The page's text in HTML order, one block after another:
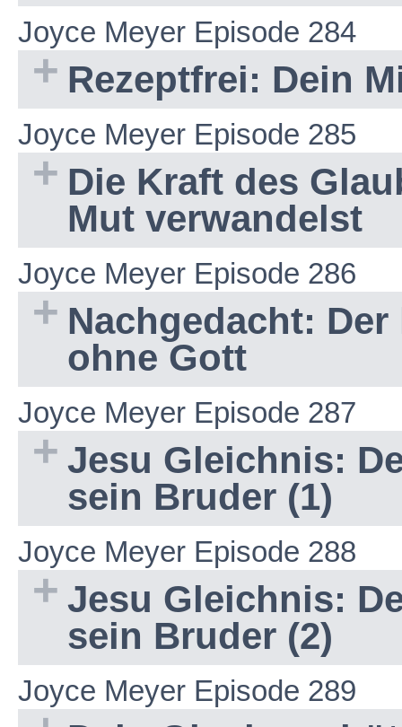
Joyce Meyer Episode 284
Rezeptfrei: Dein
Joyce Meyer Episode 285
Die Kraft des
Mut verwandelst
Joyce Meyer Episode 286
Nachgedacht:
ohne Gott
Joyce Meyer Episode 287
Jesu Gleichnis:
sein Bruder (1)
Joyce Meyer Episode 288
Jesu Gleichnis:
sein Bruder (2)
Joyce Meyer Episode 289